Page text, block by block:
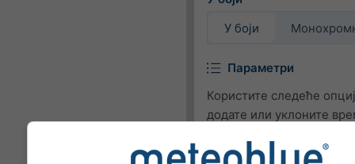
У боји
Параметри
Користите следеће
додате или уклоните